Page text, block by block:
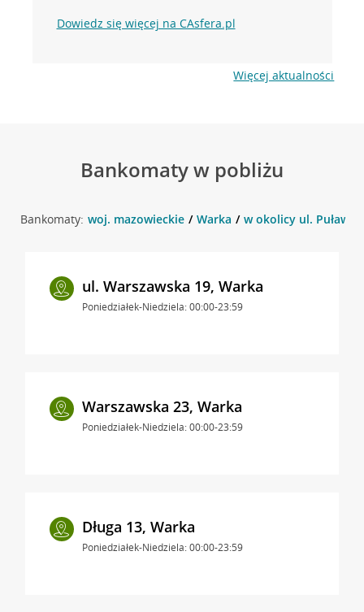
Dowiedz się więcej na CAsfera.pl
Więcej aktualności
Bankomaty w pobliżu
Bankomaty: woj. mazowieckie Warka w okolicy ul.
ul. Warszawska 19, Warka
Poniedziałek-Niedziela: 00:00-23:59
Warszawska 23, Warka
Poniedziałek-Niedziela: 00:00-23:59
Długa 13, Warka
Poniedziałek-Niedziela: 00:00-23:59